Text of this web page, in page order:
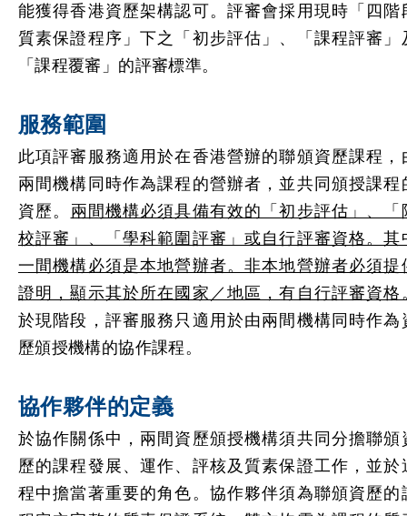
能獲得香港資歷架構認可。評審會採用現時「四階
質素保證程序」下之「初步評估」、「課程評審」
「課程覆審」的評審標準。
服務範圍
此項評審服務適用於在香港營辦的聯頒資歷課程，
兩間機構同時作為課程的營辦者，並共同頒授課程
資歷。 兩間機構必須具備有效的「初步評估」、「
校評審」、「學科範圍評審」或自行評審資格。其
一間機構必須是本地營辦者。非本地營辦者必須提
證明，顯示其於所在國家／地區，有自行評審資格
於現階段，評審服務只適用於由兩間機構同時作為
歷頒授機構的協作課程。
協作夥伴的定義
於協作關係中，兩間資歷頒授機構須共同分擔聯頒
歷的課程發展、運作、評核及質素保證工作，並於
程中擔當著重要的角色。協作夥伴須為聯頒資歷的